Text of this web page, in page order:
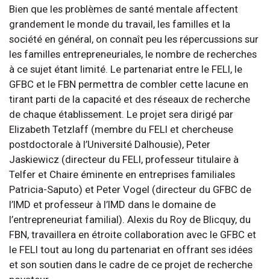
Bien que les problèmes de santé mentale affectent
grandement le monde du travail, les familles et la
société en général, on connaît peu les répercussions sur
les familles entrepreneuriales, le nombre de recherches
à ce sujet étant limité. Le partenariat entre le FELI, le
GFBC et le FBN permettra de combler cette lacune en
tirant parti de la capacité et des réseaux de recherche
de chaque établissement. Le projet sera dirigé par
Elizabeth Tetzlaff (membre du FELI et chercheuse
postdoctorale à l’Université Dalhousie), Peter
Jaskiewicz (directeur du FELI, professeur titulaire à
Telfer et Chaire éminente en entreprises familiales
Patricia-Saputo) et Peter Vogel (directeur du GFBC de
l’IMD et professeur à l’IMD dans le domaine de
l’entrepreneuriat familial). Alexis du Roy de Blicquy, du
FBN, travaillera en étroite collaboration avec le GFBC et
le FELI tout au long du partenariat en offrant ses idées
et son soutien dans le cadre de ce projet de recherche